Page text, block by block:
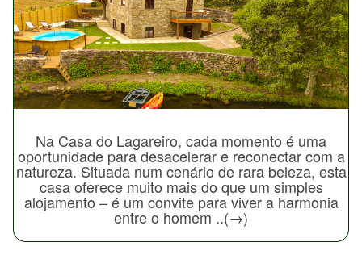
Na Casa do Lagareiro, cada momento é uma
oportunidade para desacelerar e reconectar com a
natureza. Situada num cenário de rara beleza, esta
casa oferece muito mais do que um simples
alojamento – é um convite para viver a harmonia
entre o homem ..(→)